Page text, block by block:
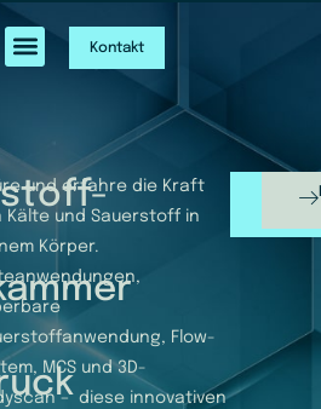
Kontakt
und erfahre die Kraft
Kälte und Sauerstoff in
Körper.
Flow-
MCS und 3D-
– diese innovativen